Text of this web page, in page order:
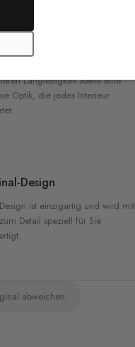
Materialien
Langlebigkeit sowie eine
Optik, die jedes Interieur
Design
ist einzigartig und wird mit
Detail speziell für Sie
abweichen.